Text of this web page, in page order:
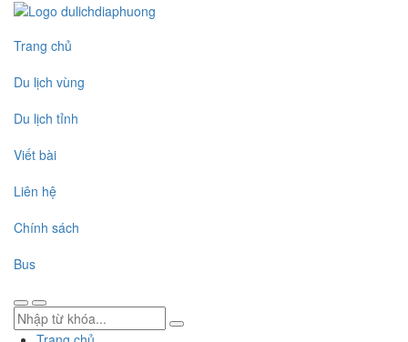
Trang chủ
Du lịch vùng
Du lịch tỉnh
Viết bài
Liên hệ
Chính sách
Bus